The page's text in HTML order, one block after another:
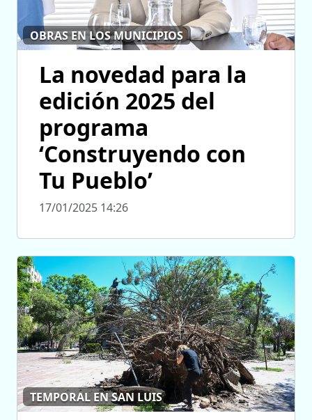
OBRAS EN LOS MUNICIPIOS
La novedad para la
edición 2025 del
programa
‘Construyendo con
Tu Pueblo’
17/01/2025 14:26
TEMPORAL EN SAN LUIS